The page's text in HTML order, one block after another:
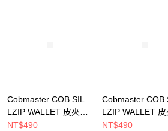
Cobmaster COB SIL
LZIP WALLET 皮夾
Green 810212000030
NT$490
Cobmaster COB
LZIP WALLET 皮
Pink
NT$490